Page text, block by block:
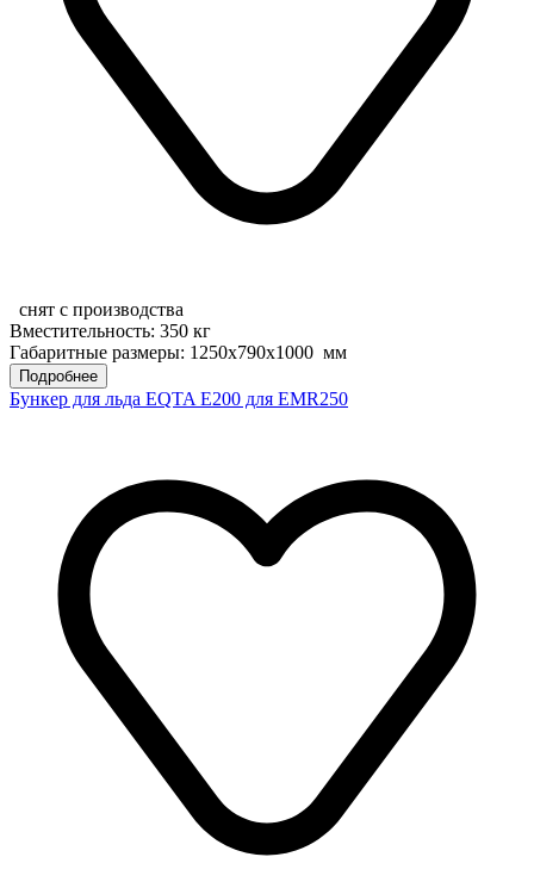
снят с производства
Вместительность: 350 кг
Габаритные размеры: 1250x790x1000 мм
Подробнее
Бункер для льда EQTA E200 для EMR250